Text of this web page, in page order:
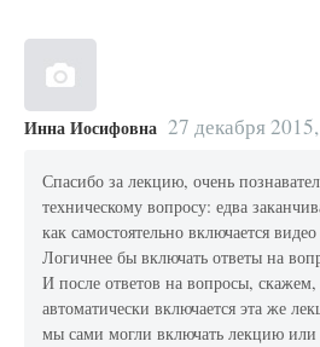
Инна Иосифовна 27 декабря
Спасибо за лекцию, очень
техническому вопросу: едва
как самостоятельно включается
Логичнее бы включать ответы на
И после ответов на вопросы,
автоматически включается эта же
мы сами могли включать лекцию или